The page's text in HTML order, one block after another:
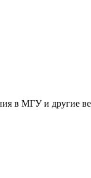
в МГУ и другие